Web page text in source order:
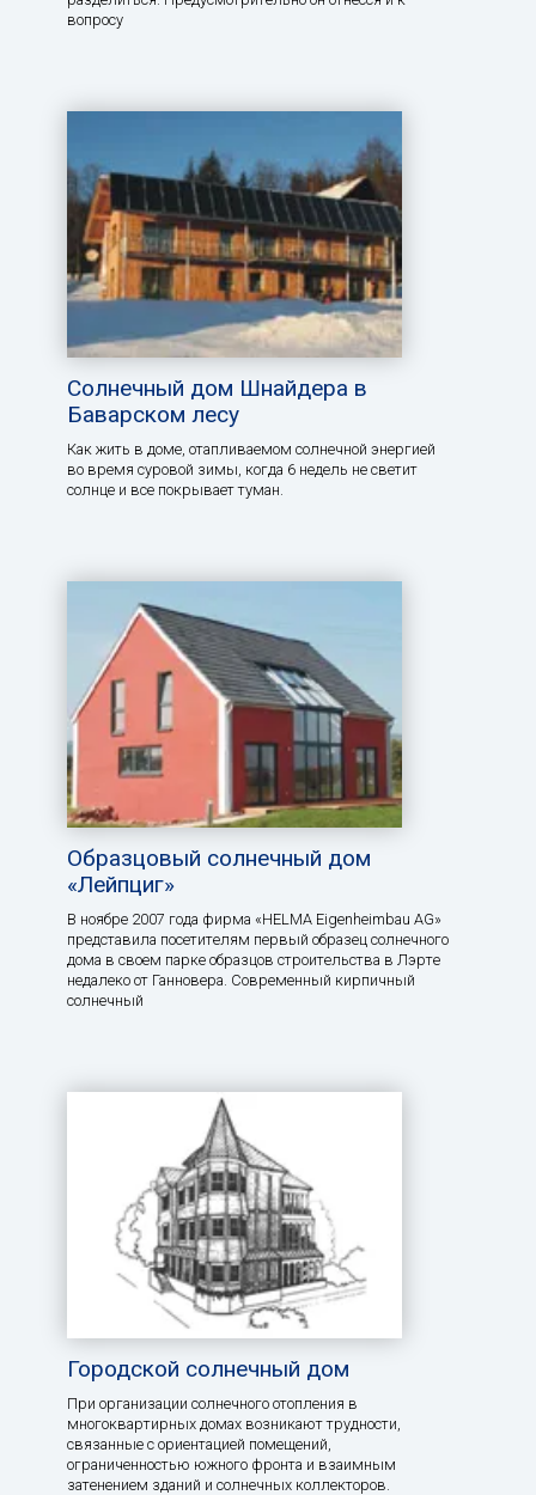
вопросу
Солнечный дом Шнайдера в
Баварском лесу
Как жить в доме, отапливаемом солнечной энергией
во время суровой зимы, когда 6 недель не светит
солнце и все покрывает туман.
Образцовый солнечный дом
«Лейпциг»
В ноябре 2007 года фирма «HELMA Eigenheimbau AG»
представила посетителям первый образец солнечного
дома в своем парке образцов строительства в Лэрте
недалеко от Ганновера. Современный кирпичный
солнечный
Городской солнечный дом
При организации солнечного отопления в
многоквартирных домах возникают трудности,
связанные с ориентацией помещений,
ограниченностью южного фронта и взаимным
затенением зданий и солнечных коллекторов.